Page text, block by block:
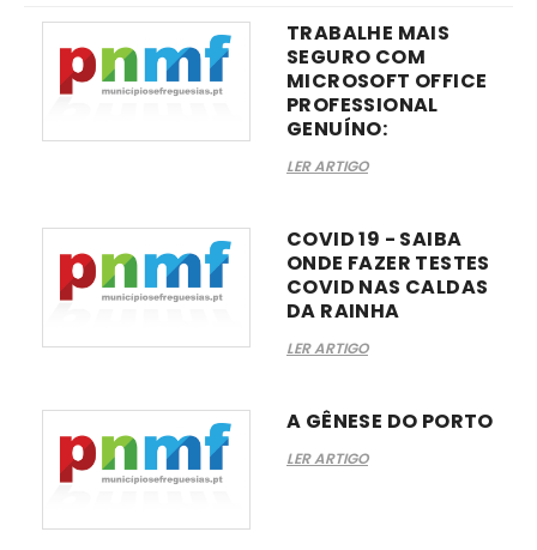
TRABALHE MAIS
SEGURO COM
MICROSOFT OFFICE
PROFESSIONAL
GENUÍNO:
LER ARTIGO
COVID 19 - SAIBA
ONDE FAZER TESTES
COVID NAS CALDAS
DA RAINHA
LER ARTIGO
A GÊNESE DO PORTO
LER ARTIGO